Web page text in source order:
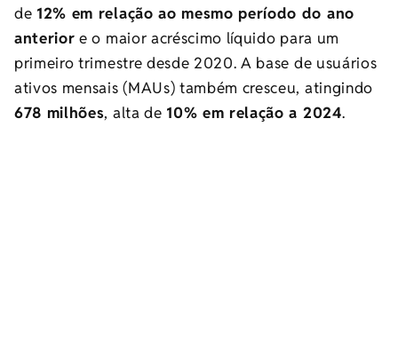
de 12% em relação ao mesmo período do ano
anterior e o maior acréscimo líquido para um
primeiro trimestre desde 2020. A base de usuários
ativos mensais (MAUs) também cresceu, atingindo
678 milhões, alta de 10% em relação a 2024.